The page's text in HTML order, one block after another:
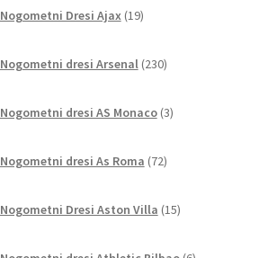
Nogometni Dresi Ajax 19izdelkov
Nogometni dresi Arsenal 230izdelkov
Nogometni dresi AS Monaco 3izdelki
Nogometni dresi As Roma 72izdelkov
Nogometni Dresi Aston Villa 15izdelkov